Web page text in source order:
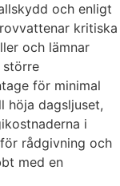
och enligt
kritiska
och lämnar
större
för minimal
höja dagsljuset,
i
rådgivning och
med en